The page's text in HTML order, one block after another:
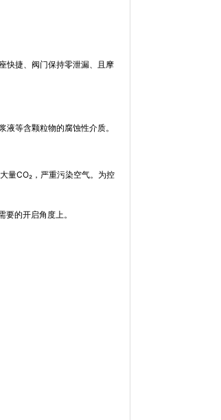
快捷、阀门保持零泄漏、且摩
等含颗粒物的腐蚀性介质。
量CO₂ ，严重污染空气。为控
的开启角度上。